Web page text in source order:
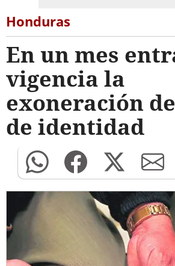
Honduras
En un mes
vigencia la
exoneración
de identidad